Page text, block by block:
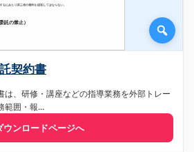
契約書
は、研修・講座などの指導業務を外部トレー
範囲・報...
ウンロードページへ